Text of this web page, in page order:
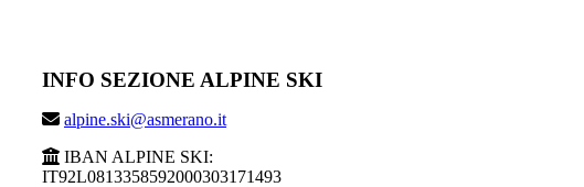
INFO SEZIONE ALPINE SKI
alpine.ski@asmerano.it
IBAN ALPINE SKI:
IT92L0813358592000303171493